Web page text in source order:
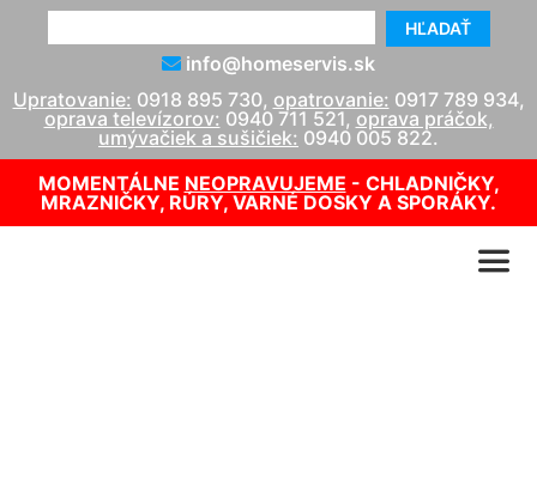
HĽADAŤ
info@homeservis.sk
Upratovanie: 0918 895 730, opatrovanie: 0917 789 934,
oprava televízorov: 0940 711 521, oprava práčok,
umývačiek a sušičiek: 0940 005 822.
MOMENTÁLNE NEOPRAVUJEME - CHLADNIČKY,
MRAZNIČKY, RÚRY, VARNÉ DOSKY A SPORÁKY.